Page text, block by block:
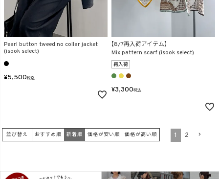
Pearl button tweed no collar jacket
(isook select)
¥5,500税込
【8/7再入荷アイテム】
Mix pattern scarf (isook select)
再入荷
¥3,300税込
並び替え おすすめ順 新着順 価格が安い順 価格が高い順 1 2